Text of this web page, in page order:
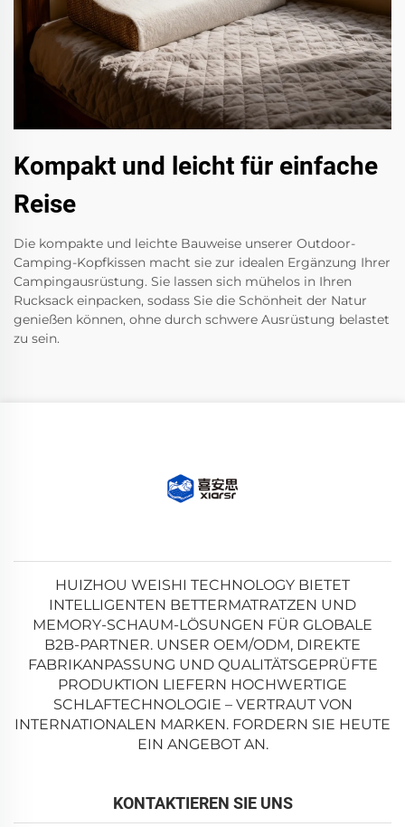
Kompakt und leicht für einfache
Reise
Die kompakte und leichte Bauweise unserer Outdoor-
Camping-Kopfkissen macht sie zur idealen Ergänzung Ihrer
Campingausrüstung. Sie lassen sich mühelos in Ihren
Rucksack einpacken, sodass Sie die Schönheit der Natur
genießen können, ohne durch schwere Ausrüstung belastet
zu sein.
HUIZHOU WEISHI TECHNOLOGY BIETET
INTELLIGENTEN BETTERMATRATZEN UND
MEMORY-SCHAUM-LÖSUNGEN FÜR GLOBALE
B2B-PARTNER. UNSER OEM/ODM, DIREKTE
FABRIKANPASSUNG UND QUALITÄTSGEPRÜFTE
PRODUKTION LIEFERN HOCHWERTIGE
SCHLAFTECHNOLOGIE – VERTRAUT VON
INTERNATIONALEN MARKEN. FORDERN SIE HEUTE
EIN ANGEBOT AN.
KONTAKTIEREN SIE UNS